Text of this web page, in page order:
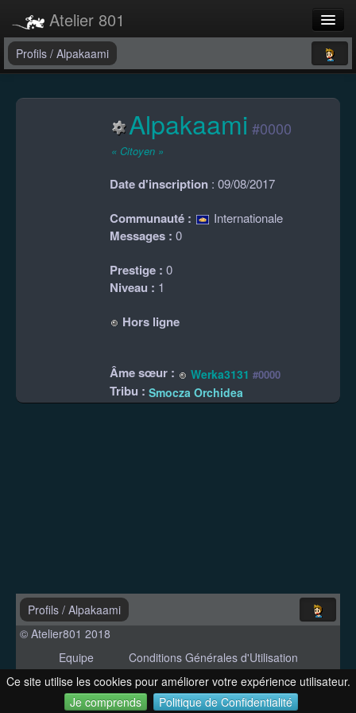
Ce site utilise les cookies pour améliorer votre expérience utilisateur.
Je comprends
Politique de Confidentialité
Atelier 801
Forums
Profils / Alpakaami
Alpakaami #0000
« Citoyen »
Date d'inscription : 09/08/2017
Communauté : Internationale
Messages : 0
Prestige : 0
Niveau : 1
Hors ligne
Âme sœur : Werka3131 #0000
Tribu : Smocza Orchidea
Profils / Alpakaami
© Atelier801 2018
Equipe
Conditions Générales d'Utilisation
Politique de Confidentialité
Contact
Version 1.27